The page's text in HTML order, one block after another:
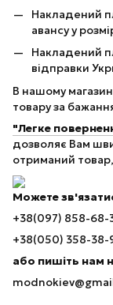
Накладений
авансу у
Накладений
відправки
В нашому
товару за
"Легке
дозволяє Вам
отриманий
Можете
+38(097) 858-68-
+38(050) 358-38-
або пишіть нам